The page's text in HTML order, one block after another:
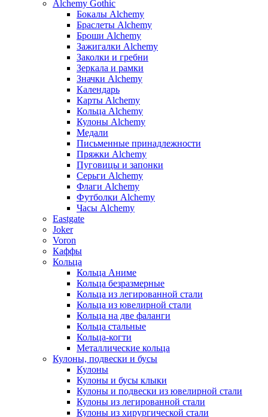
Alchemy Gothic
Бокалы Alchemy
Браслеты Alchemy
Броши Alchemy
Зажигалки Alchemy
Заколки и гребни
Зеркала и рамки
Значки Alchemy
Календарь
Карты Alchemy
Кольца Alchemy
Кулоны Alchemy
Медали
Письменные принадлежности
Пряжки Alchemy
Пуговицы и запонки
Серьги Alchemy
Флаги Alchemy
Футболки Alchemy
Часы Alchemy
Eastgate
Joker
Voron
Каффы
Кольца
Кольца Аниме
Кольца безразмерные
Кольца из легированной стали
Кольца из ювелирной стали
Кольца на две фаланги
Кольца стальные
Кольца-когти
Металлические кольца
Кулоны, подвески и бусы
Кулоны
Кулоны и бусы клыки
Кулоны и подвески из ювелирной стали
Кулоны из легированной стали
Кулоны из хирургической стали